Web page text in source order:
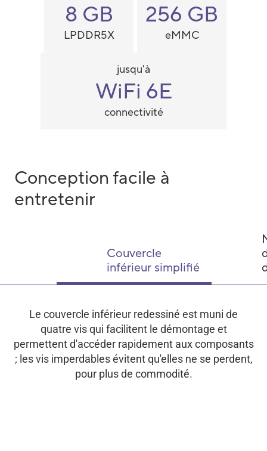
8 GB
LPDDR5X
256 GB
eMMC
jusqu'à
WiFi 6E
connectivité
Conception facile à
entretenir
Couvercle
inférieur simplifié
Le couvercle inférieur redessiné est muni de
quatre vis qui facilitent le démontage et
permettent d'accéder rapidement aux composants
; les vis imperdables évitent qu'elles ne se perdent,
pour plus de commodité.